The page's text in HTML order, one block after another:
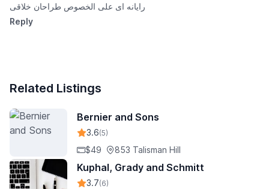
رایانه ای علی الخصوص طراحان خلاقی
Reply
Related Listings
Bernier and Sons
3.6(5)
$49 853 Talisman Hill
Kuphal, Grady and Schmitt
3.7(6)